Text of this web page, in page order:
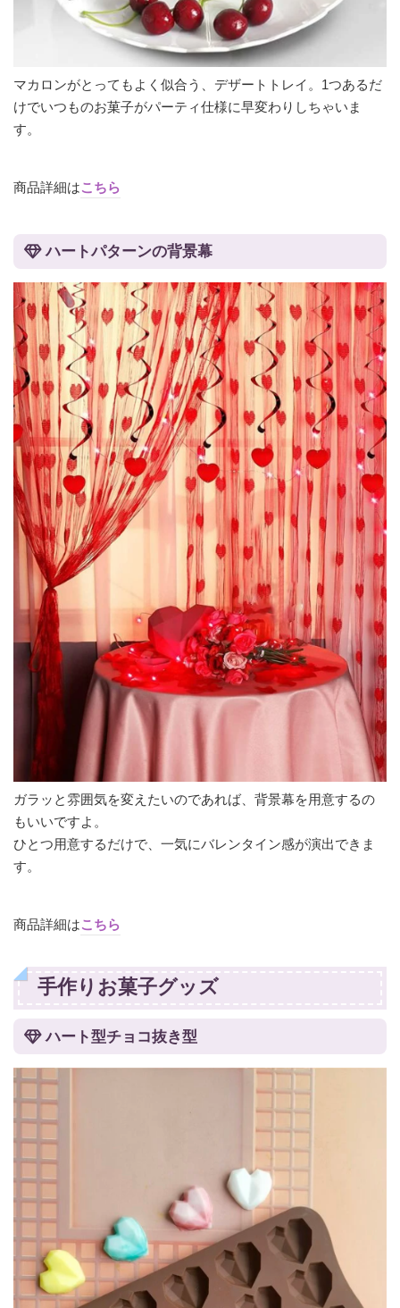
マカロンがとってもよく似合う、デザートトレイ。1つあるだ
けでいつものお菓子がパーティ仕様に早変わりしちゃいま
す。
商品詳細はこちら
ハートパターンの背景幕
ガラッと雰囲気を変えたいのであれば、背景幕を用意するの
もいいですよ。
ひとつ用意するだけで、一気にバレンタイン感が演出できま
す。
商品詳細はこちら
手作りお菓子グッズ
ハート型チョコ抜き型